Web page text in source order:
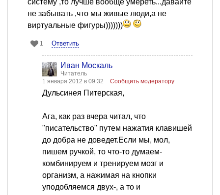
систему ,то лучше вообще умереть...давайте
не забывать ,что мы живые люди,а не
виртуальные фигуры)))))))
1 Ответить
Иван Москаль
Читатель
1 января 2012 в 09:32
Сообщить модератору
Дульсинея Питерская,
Ага, как раз вчера читал, что
"писательство" путем нажатия клавишей
до добра не доведет.Если мы, мол,
пишем ручкой, то что-то думаем-
комбинируем и тренируем мозг и
организм, а нажимая на кнопки
уподобляемся двух-, а то и